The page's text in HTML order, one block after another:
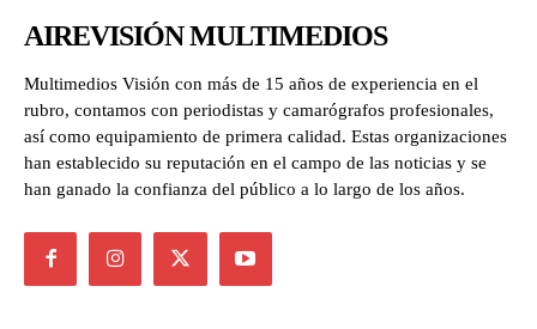
AIREVISIÓN MULTIMEDIOS
Multimedios Visión con más de 15 años de experiencia en el
rubro, contamos con periodistas y camarógrafos profesionales,
así como equipamiento de primera calidad. Estas organizaciones
han establecido su reputación en el campo de las noticias y se
han ganado la confianza del público a lo largo de los años.